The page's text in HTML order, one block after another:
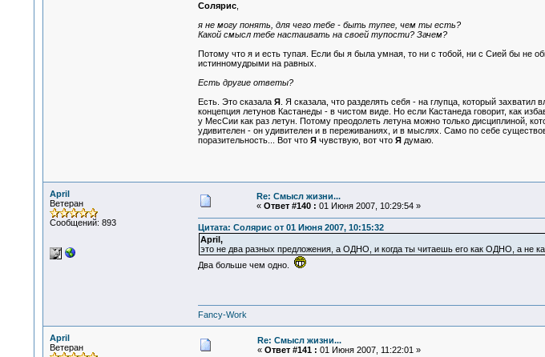
Солярис,
я не могу понять, для чего тебе - быть тупее, чем ты есть?
Какой смысл тебе настаивать на своей тупости? Зачем?
Потому что я и есть тупая. Если бы я была умная, то ни с тобой, ни с Сией бы не
истинномудрыми на равных.
Есть другие ответы?
Есть. Это сказала Я
. Я сказала, что разделять себя - на глупца, который
концепция летунов Кастанеды - в чистом виде. Но если Кастанеда говорит, как
у МесСии как раз летун. Потому преодолеть летуна можно только дисциплиной,
удивителен - он удивителен и в переживаниях, и в мыслях. Само по себе
поразительность... Вот что Я чувствую, вот что Я думаю.
April
Ветеран
Сообщений: 893
Re: Смысл жизни...
« Ответ #140 : 01 Июня 2007, 10:29:54 »
Цитата: Солярис от 01 Июня 2007, 10:15:32
April,
это не два разных предложения, а ОДНО, и когда ты читаешь его как ОДНО, а не
Два больше чем одно.
Fancy-Work
April
Ветеран
Re: Смысл жизни...
« Ответ #141 : 01 Июня 2007, 11:22:01 »